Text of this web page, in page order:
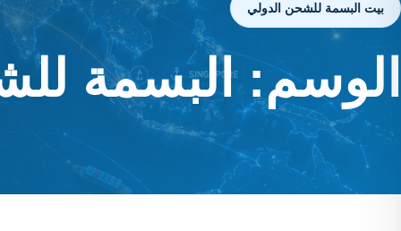
بيت البسمة للشحن الدولي
الوسم:البسمة